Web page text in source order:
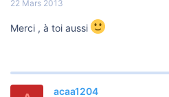
22 Mars 2013
Merci , à toi aussi
acaa1204